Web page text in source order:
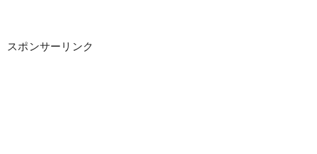
スポンサーリンク